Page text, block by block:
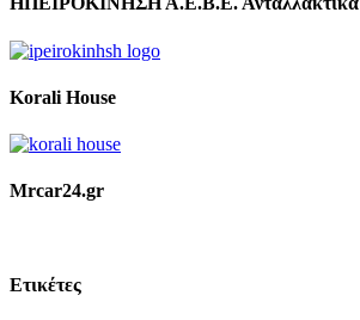
Korali House
Mrcar24.gr
Ετικέτες